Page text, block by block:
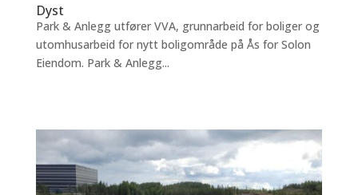
Dyst
Park & Anlegg utfører VVA, grunnarbeid for boliger og
utomhusarbeid for nytt boligområde på Ås for Solon
Eiendom. Park & Anlegg...